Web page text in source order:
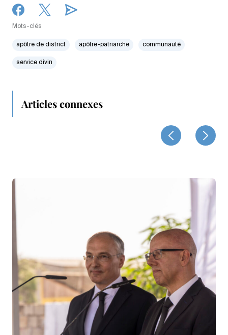
Mots-clés
apôtre de district apôtre-patriarche communauté
service divin
Articles connexes